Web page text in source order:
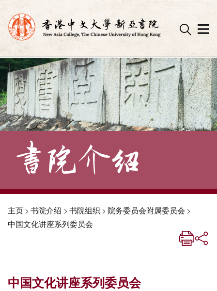
Skip
to
content
主页> 书院介绍 > 书院组织 > 院务委员会附属委员会 >
中国文化讲座系列委员会
中国文化讲座系列委员会